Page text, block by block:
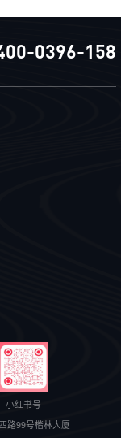
0396-158
小红书号
路99号楷林大厦